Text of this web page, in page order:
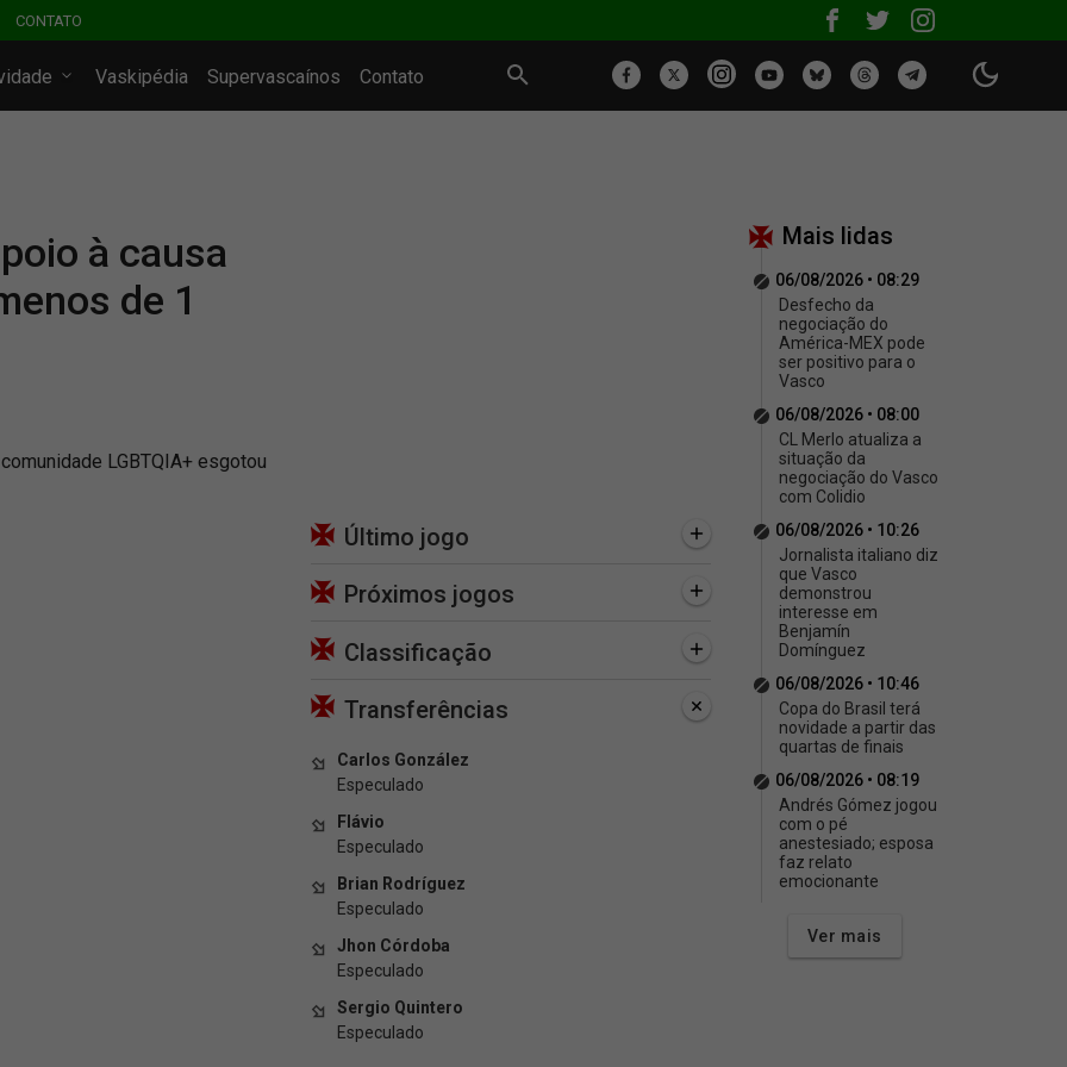
CONTATO
Vaskipédia Supervascaínos Contato
à causa
de 1
LGBTQIA+ esgotou
Último jogo
Próximos jogos
Classificação
Transferências
Carlos González
Especulado
Flávio
Especulado
Brian Rodríguez
Especulado
Jhon Córdoba
Especulado
Sergio Quintero
Especulado
Mais lidas
06/08/2026 • 08:29
Desfecho da
negociação do
América-MEX pode
ser positivo para o
Vasco
06/08/2026 • 08:00
CL Merlo atualiza a
situação da
negociação do Vasco
com Colidio
06/08/2026 • 10:26
Jornalista italiano diz
que Vasco
demonstrou
interesse em
Benjamín
Domínguez
06/08/2026 • 10:46
Copa do Brasil terá
novidade a partir das
quartas de finais
06/08/2026 • 08:19
Andrés Gómez jogou
com o pé
anestesiado; esposa
faz relato
emocionante
Ver mais